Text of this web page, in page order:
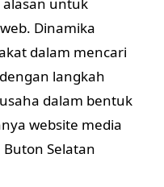
Dinamika
dalam mencari
langkah
dalam bentuk
website media
Selatan